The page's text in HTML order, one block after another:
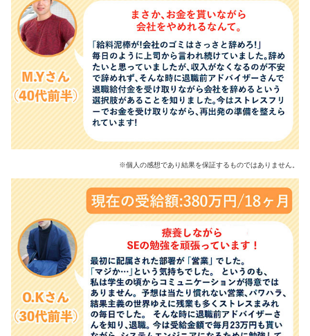
※個人の感想であり結果を保証するものではありません。